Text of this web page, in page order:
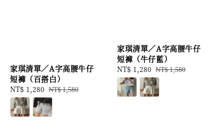
家琪清單／A字高腰牛仔
短褲（百搭白）
Sale
price
NT$ 1,280 Regular
price
NT$ 1,580
家琪清單／A字高腰牛仔
短褲（牛仔藍）
Sale
price
NT$ 1,280 Regular
price
NT$ 1,580